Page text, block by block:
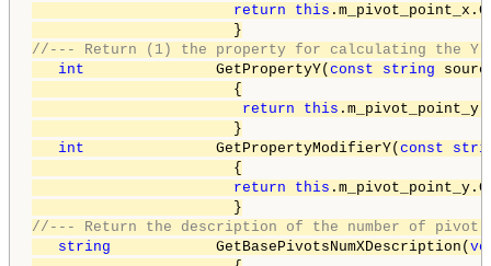
return
this
//--- Return (1) the property for calculating the Y
int GetPropertyY( const string
{
return
this
}
int GetPropertyModifierY( const
{
return
this
//--- Return the description of the number of
string GetBasePivotsNumXDescription(